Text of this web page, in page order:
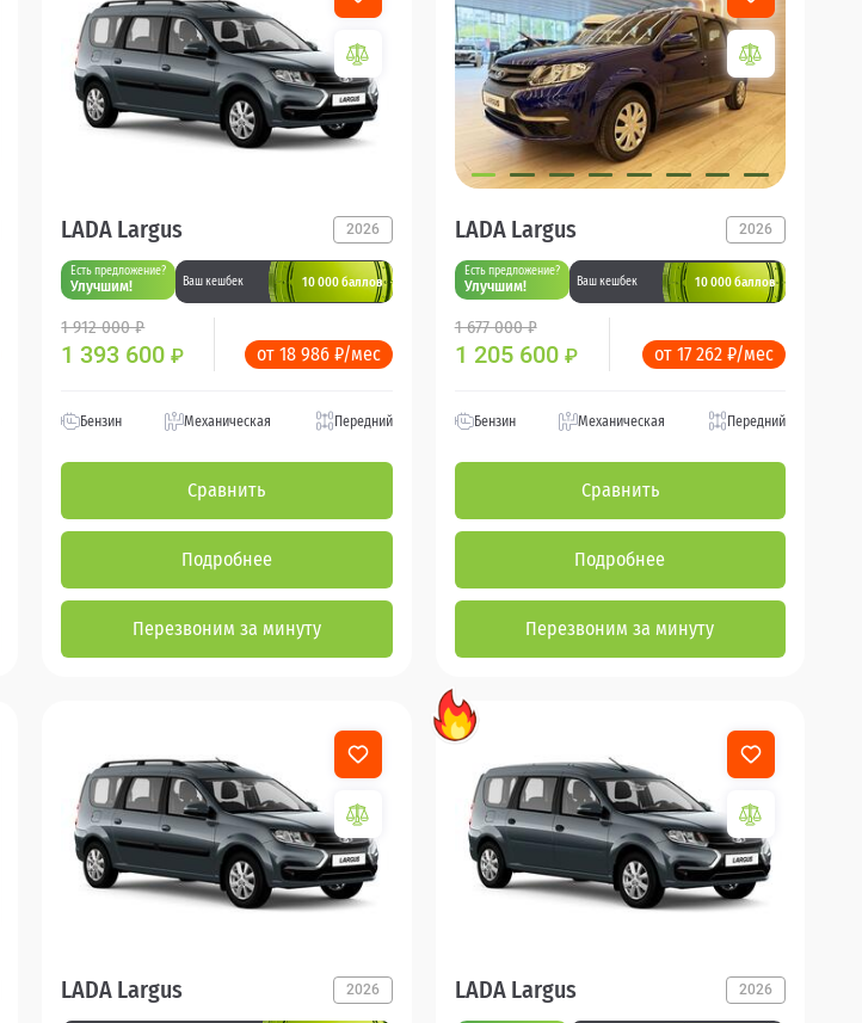
LADA Largus 2026
Есть предложение?
Улучшим! Ваш кешбек 10 000 баллов
1 912 000 ₽
1 393 600₽ от 18 986 ₽/мес
Бензин Механическая Передний
Сравнить
Подробнее
Перезвоним за минуту
LADA Largus 2026
Есть предложение?
Улучшим! Ваш кешбек 10 000 баллов
1 677 000 ₽
1 205 600 ₽ от 17 262 ₽/мес
Бензин Механическая Передний
Сравнить
Подробнее
Перезвоним за минуту
LADA Largus 2026 LADA Largus 2026